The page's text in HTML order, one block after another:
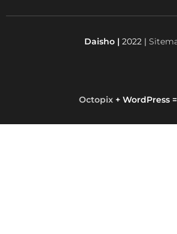
Daisho | 2022 |
Octopix+ WordPress